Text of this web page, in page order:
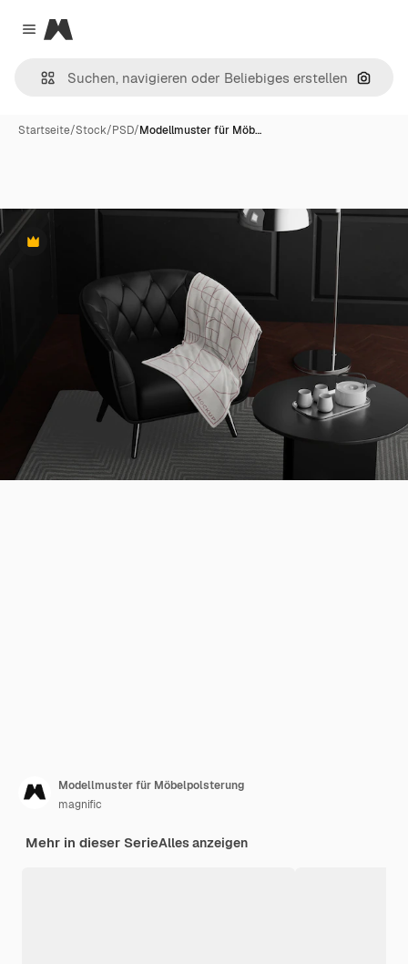
Close menu
Magnific
Nach
Startseite/Stock/PSD/Modellmuster für Möb…
Premium
Modellmuster für Möbelpolsterung
magnific
Mehr in dieser SerieAlles anzeigen